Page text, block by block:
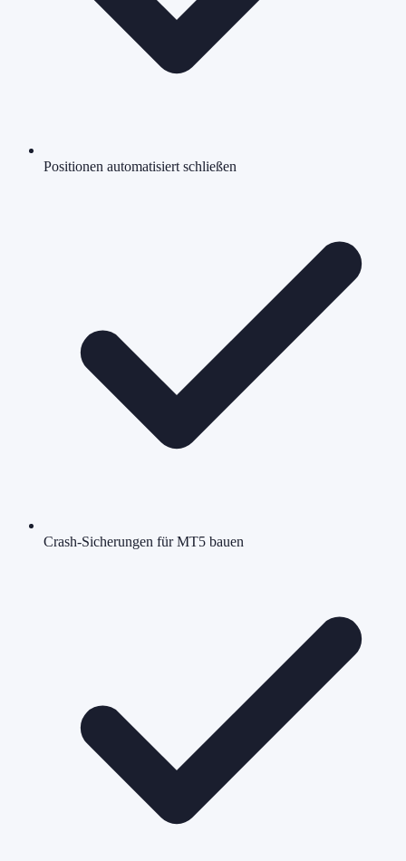
Positionen automatisiert schließen
Crash-Sicherungen für MT5 bauen